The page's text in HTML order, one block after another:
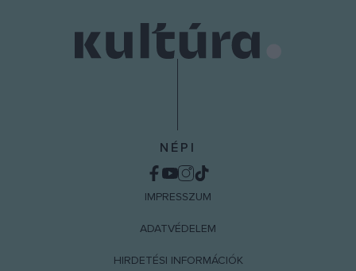
NÉPI
IMPRESSZUM
ADATVÉDELEM
HIRDETÉSI INFORMÁCIÓK